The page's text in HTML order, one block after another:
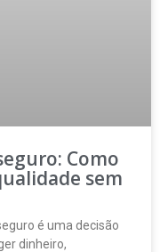
Como
sem
é uma decisão
dinheiro,